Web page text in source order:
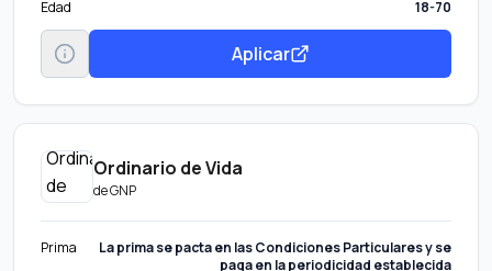
Edad
18-70
Aplicar
Ordinario de Vida
deGNP
Prima
La prima se pacta en las Condiciones Particulares y se
paga en la periodicidad establecida